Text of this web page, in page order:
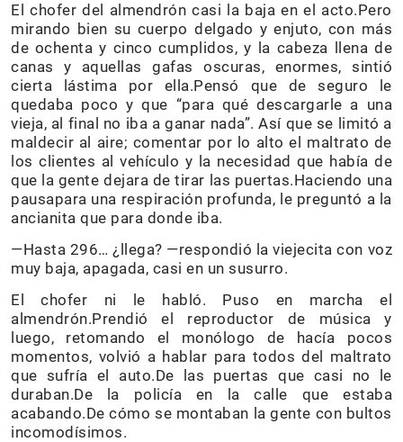
El chofer del almendrón casi la baja en el acto.Pero
mirando bien su cuerpo delgado y enjuto, con más
de ochenta y cinco cumplidos, y la cabeza llena de
canas y aquellas gafas oscuras, enormes, sintió
cierta lástima por ella.Pensó que de seguro le
quedaba poco y que “para qué descargarle a una
vieja, al final no iba a ganar nada”. Así que se limitó a
maldecir al aire; comentar por lo alto el maltrato de
los clientes al vehículo y la necesidad que había de
que la gente dejara de tirar las puertas.Haciendo una
pausapara una respiración profunda, le preguntó a la
ancianita que para donde iba.
—Hasta 296… ¿llega? —respondió la viejecita con voz
muy baja, apagada, casi en un susurro.
El chofer ni le habló. Puso en marcha el
almendrón.Prendió el reproductor de música y
luego, retomando el monólogo de hacía pocos
momentos, volvió a hablar para todos del maltrato
que sufría el auto.De las puertas que casi no le
duraban.De la policía en la calle que estaba
acabando.De cómo se montaban la gente con bultos
incomodísimos.